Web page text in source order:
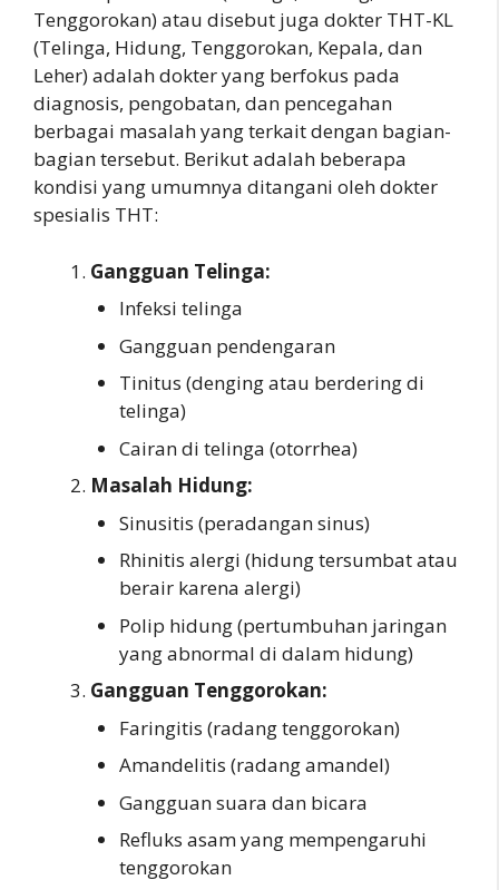
Tenggorokan) atau disebut juga dokter THT-KL
(Telinga, Hidung, Tenggorokan, Kepala, dan
Leher) adalah dokter yang berfokus pada
diagnosis, pengobatan, dan pencegahan
berbagai masalah yang terkait dengan bagian-
bagian tersebut. Berikut adalah beberapa
kondisi yang umumnya ditangani oleh dokter
spesialis THT:
Gangguan Telinga:
Infeksi telinga
Gangguan pendengaran
Tinitus (denging atau berdering di
telinga)
Cairan di telinga (otorrhea)
Masalah Hidung:
Sinusitis (peradangan sinus)
Rhinitis alergi (hidung tersumbat atau
berair karena alergi)
Polip hidung (pertumbuhan jaringan
yang abnormal di dalam hidung)
Gangguan Tenggorokan:
Faringitis (radang tenggorokan)
Amandelitis (radang amandel)
Gangguan suara dan bicara
Refluks asam yang mempengaruhi
tenggorokan